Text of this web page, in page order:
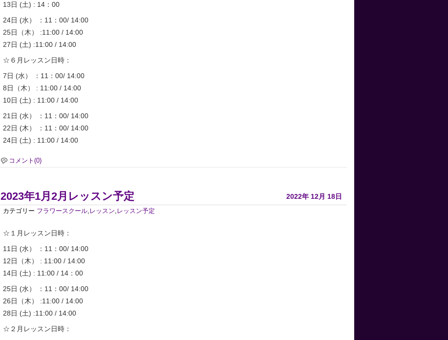
13日 (土) : 14：00
24日 (水） ：11：00/ 14:00
25日（木） :11:00 / 14:00
27日 (土) :11:00 / 14:00
☆６月レッスン日時：
7日 (水） ：11：00/ 14:00
8日（木） : 11:00 / 14:00
10日 (土) : 11:00 / 14:00
21日 (水） ：11：00/ 14:00
22日 (木） ：11：00/ 14:00
24日 (土) : 11:00 / 14:00
コメント(0)
2022年 12月 18日
2023年1月2月レッスン予定
カテゴリー フラワースクール, レッスン, レッスン予定
☆１月レッスン日時：
11日 (水） ：11：00/ 14:00
12日（木） : 11:00 / 14:00
14日 (土) : 11:00 / 14：00
25日 (水） ：11：00/ 14:00
26日（木） :11:00 / 14:00
28日 (土) :11:00 / 14:00
☆２月レッスン日時：